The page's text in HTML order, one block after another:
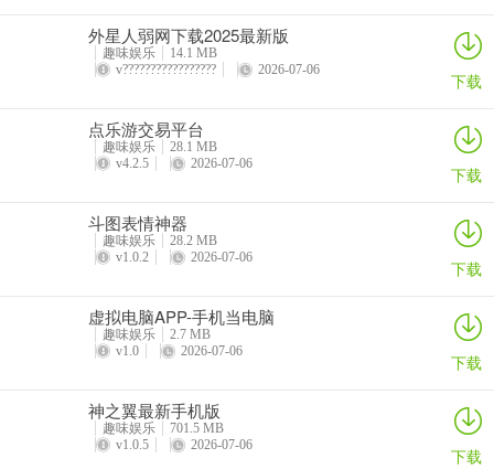
1、多设备兼容：
支持迈金全系列硬件产品，实现一站式管理，无需切换多个APP，方
2、数据可视化：
势，便于用户调整训练计划。
3、智能提醒：
根据用户训练状态，实时推送心率预警、踏频建议等提示，保障运动
安全，避免因过度训练导致的身体损伤。
提供自购买之日起365天无忧质保，并支持全国范围内有偿上门安装
服务，同时有专业技术工程师提供7×12小时的在线服务，解决用户在
​外星人弱网下载2025最新版
趣味娱乐
14.1 MB
v?????????????????
2026-07-06 下载
点乐游交易平台
趣味娱乐
28.1 MB
v4.2.5
2026-07-06 下载
斗图表情神器
趣味娱乐
28.2 MB
v1.0.2
2026-07-06 下载
虚拟电脑APP-手机当电脑
趣味娱乐
2.7 MB
v1.0
2026-07-06 下载
神之翼最新手机版
趣味娱乐
701.5 MB
v1.0.5
2026-07-06 下载